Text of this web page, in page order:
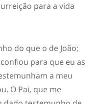
para a vida
do que o de João;
para que eu as
a meu
O Pai, que me